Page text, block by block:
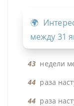
между 31
43 недели
44 раза
44 раза